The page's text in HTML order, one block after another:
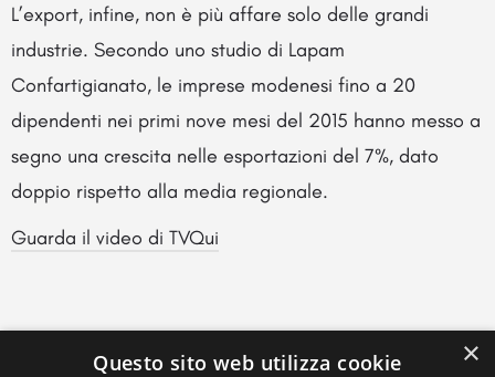
L’export, infine, non è più affare solo delle grandi
industrie. Secondo uno studio di Lapam
Confartigianato, le imprese modenesi fino a 20
dipendenti nei primi nove mesi del 2015 hanno messo a
segno una crescita nelle esportazioni del 7%, dato
doppio rispetto alla media regionale.
Guarda il video di TVQui
×
Questo sito web utilizza cookie